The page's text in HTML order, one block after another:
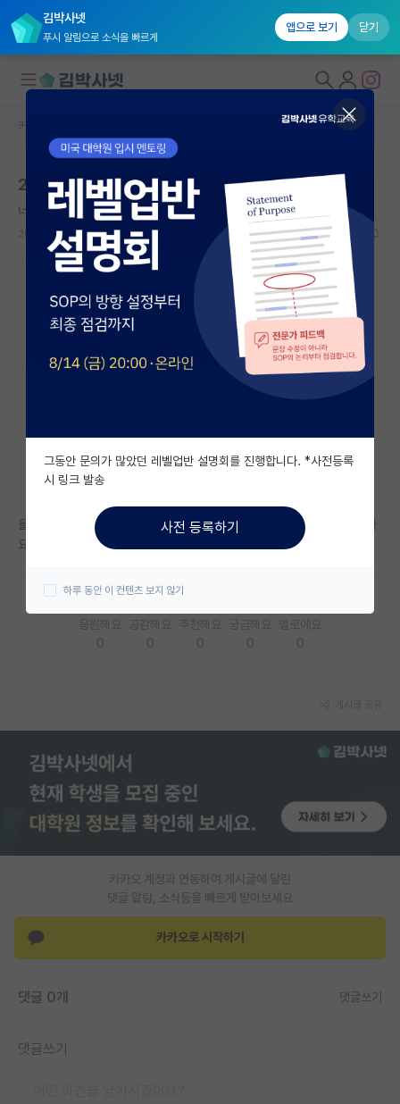
김박사넷
푸시 알림으로 소식을 빠르게
앱으로 보기 닫기
대학원생 모집
국내대학원 정보
연구실&오픈랩
커뮤니티
커뮤니티 홈
전체글보기
베스트 게시판
자유 게시판(아무개랩)
미국 유학 게시판
미국 대학원 합격 후기 게시판
대학원생 모집 게시판
연구실(PI) 홍보 게시판
취업 게시판
임용 후기 게시판
PI 전용 게시판
특수/전문대학원 게시판
학술 정보 게시판
홍보 게시판
커뮤니티 홈
2026 SBS 문화재단 장학금
너그러운 레오나르도 다빈치
2026.06.17 0 1324
올해 신청하신 분들 1차 합격 연락 받으셨나요? 받으셨다면 언제 연락 왔나
요? 중순 지나가는데 연락이 없네요.
카카오 계정과 연동하여 게시글에 달린
댓글 알람, 소식등을 빠르게 받아보세요
카카오로 시작하기
댓글 0개 댓글쓰기
댓글쓰기
그동안 문의가 많았던 레벨업반 설명회를 진행합니다. *사전등록
시 링크 발송
사전 등록하기
하루 동안 이 컨텐츠 보지 않기